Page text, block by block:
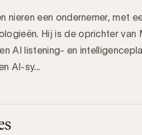
nieren een ondernemer, met
Hij is de oprichter
AI listening- en
AI-sy...